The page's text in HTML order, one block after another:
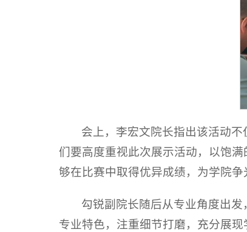
会上，李宏文院长指出该活动
们要高度重视此次展示活动，以饱
够在比赛中取得优异成绩，为学院争
勾锐副院长随后从专业角度出
专业特色，注重细节打磨，充分展